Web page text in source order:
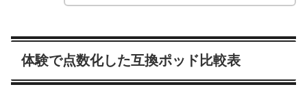
体験で点数化した互換ポッド比較表